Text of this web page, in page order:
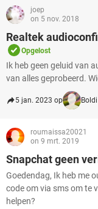
joep
on 5 nov. 2018
Realtek
Opgelost
Ik heb geen geluid van
van alles geprobeerd.
5 jan. 2023 op Boldi
roumaissa20021
on 9 mrt. 2019
Snapchat geen
Goedendag, Ik heb me
code om via sms om te
helpen?